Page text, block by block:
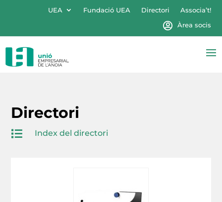
UEA Fundació UEA Directori
Associa’t!
Àrea socis
Directori
 Index del directori